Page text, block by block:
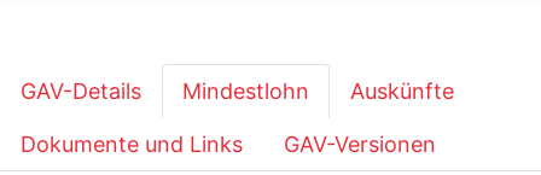
GAV-Details Mindestlohn Auskünfte
Dokumente und Links GAV-Versionen